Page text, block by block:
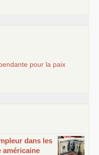
pour la paix
dans les
américaine